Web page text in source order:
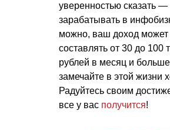
уверенностью сказать —
зарабатывать в
можно, ваш доход может
составлять от 30 до 100
рублей в месяц и
замечайте в этой жизни
Радуйтесь своим
все у вас получится!